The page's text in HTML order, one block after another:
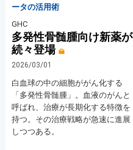
ータの活用術
GHC
多発性骨髄腫向け新薬が
続々登場
2026/03/01
白血球の中の細胞ががん化する
「多発性骨髄腫」。血液のがんと
呼ばれ、治療が長期化する特徴を
持つ。その治療戦略が急速に進展
しつつある。